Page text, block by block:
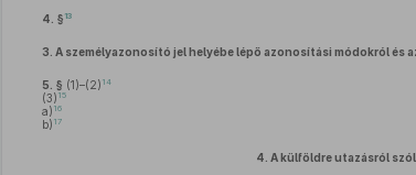
4. § 13
3. A személyazonosító jel helyébe lépő azonosítási módokról és
5. § (1)–(2) 14
(3) 15
a) 16
b) 17
4. A külföldre utazásról